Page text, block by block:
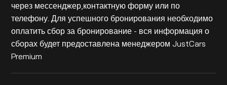
через мессенджер,контактную форму или по
телефону. Для успешного бронирования необходимо
оплатить сбор за бронирование - вся информация о
сборах будет предоставлена менеджером JustCars
Premium